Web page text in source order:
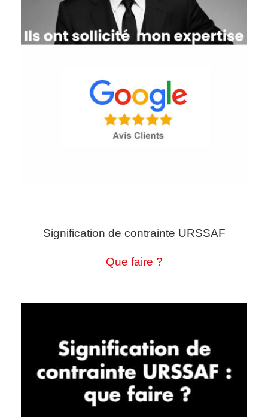
Signification de contrainte URSSAF
Que faire ?